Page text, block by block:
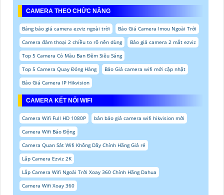
CAMERA THEO CHỨC NĂNG
Bảng báo giá camera ezviz ngoài trời
Báo Giá Camera Imou Ngoài Trời
Camera đàm thoại 2 chiều to rõ nên dùng
Báo giá camera 2 mắt ezviz
Top 5 Camera Có Màu Ban Đêm Siêu Sáng
Top 5 Camera Quay Đóng Hàng
Báo Giá camera wifi mới cập nhật
Báo Giá Camera IP Hikvision
CAMERA KẾT NỐI WIFI
Camera Wifi Full HD 1080P
bản báo giá camera wifi hikvision mới
Camera Wifi Báo Động
Camera Quan Sát Wifi Không Dây Chính Hãng Giá rẻ
Lắp Camera Ezviz 2K
Lắp Camera Wifi Ngoài Trời Xoay 360 Chính Hãng Dahua
Camera Wifi Xoay 360